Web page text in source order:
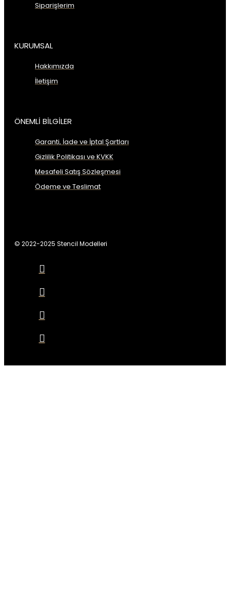
Siparişlerim
KURUMSAL
Hakkımızda
İletişim
ÖNEMLİ BİLGİLER
Garanti, İade ve İptal Şartları
Gizlilik Politikası ve KVKK
Mesafeli Satış Sözleşmesi
Ödeme ve Teslimat
© 2022-2025 Stencil Modelleri